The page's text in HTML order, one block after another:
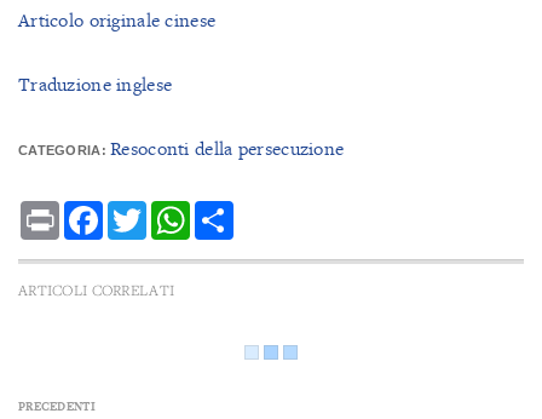
Articolo originale cinese
Traduzione inglese
CATEGORIA: Resoconti della persecuzione
Print Facebook
TwitterWhatsApp
ARTICOLI CORRELATI
PRECEDENTI